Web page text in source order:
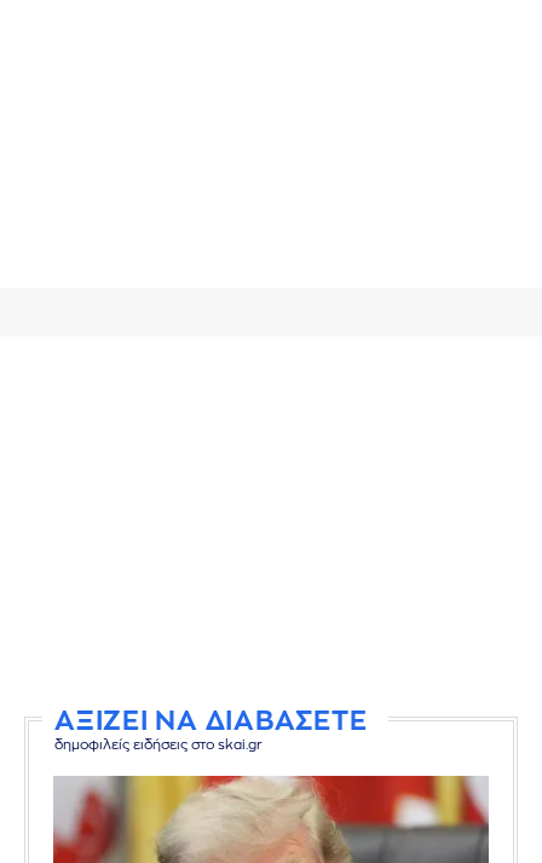
ΑΞΙΖΕΙ ΝΑ ΔΙΑΒΑΣΕΤΕ
δημοφιλείς ειδήσεις στο skai.gr